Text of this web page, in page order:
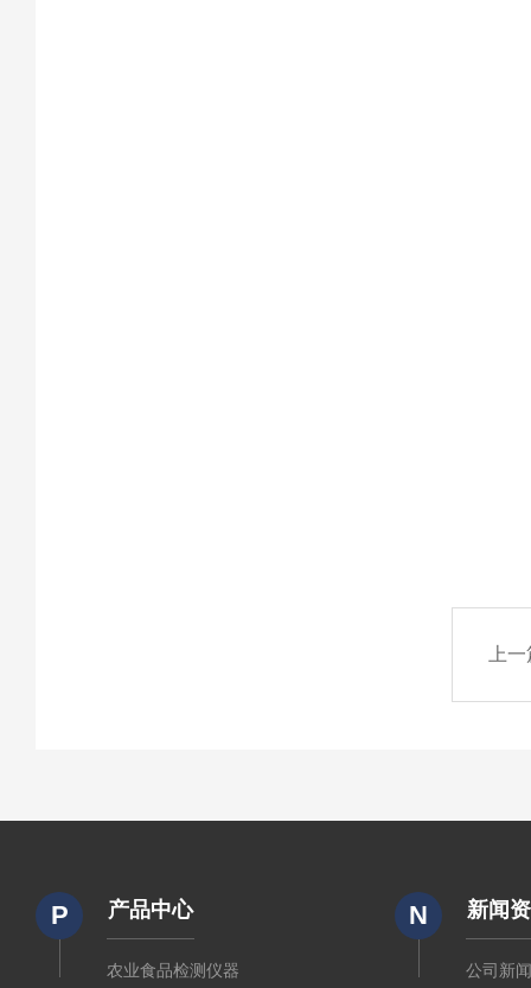
上
P 产品中心
农业食品检测仪器
N 新闻
公司新